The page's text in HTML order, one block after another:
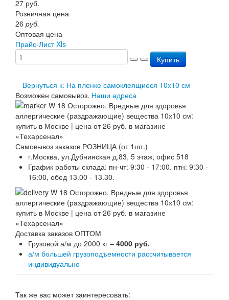
Гарантии
О нас
Публичная оферта
Сертификаты
Контакты
27 руб.
Розничная цена
26 руб.
Оптовая цена
Прайс-Лист Xls
Купить
Вернуться к: На пленке самоклеящиеся 10х10 см
Возможен самовывоз. Наши адреса
Самовывоз заказов РОЗНИЦА (от 1шт.)
г.Москва, ул.Дубнинская д.83, 5 этаж, офис 518
График работы склада: пн-чт: 9:30 - 17:00. птн: 9:30 -
16:00, обед 13.00 - 13.30.
Доставка заказов ОПТОМ
Грузовой а/м до 2000 кг – 4000 руб.
а/м большей грузоподъемности рассчитывается
индивидуально
Так же вас может заинтересовать: